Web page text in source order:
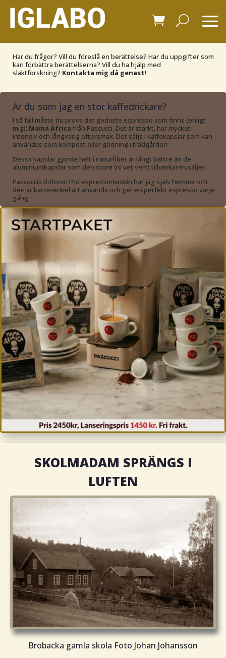
Har du frågor? Vill du föreslå en berättelse? Har du uppgifter som
kan förbättra berättelserna? Vill du ha hjälp med
släktforskning? Kontakta mig då genast!
Är du som jag en stor kaffedrickare?
I så fall måste du prova det godaste espresso som finns (enligt
mig): Mama Africa från Pascucci. Det är starkt, har mycket
intensiv och långvarig eftersmak. Det säljs i kaffekapslar som kan
användas som kompost eller gödning i trädgården.
Dessa kapslar gjorde helt i naturfiber är långt bättre än de
aluminiumkapslar som den store (ni vet vem) tillverkaren säljer.
Pascuccis B-Room Pro espressomaskin har jag själv hemma och
den är kanonenkel att använda och ger en perfekt espresso varje
gång.
SKOLMADAM SPRÄNGS I
LUFTEN
Brobacka gamla skola Foto Johan Johansson